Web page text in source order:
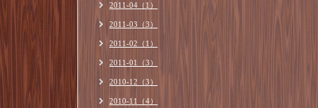
2011-04（1）
2011-03（3）
2011-02（1）
2011-01（3）
2010-12（3）
2010-11（4）